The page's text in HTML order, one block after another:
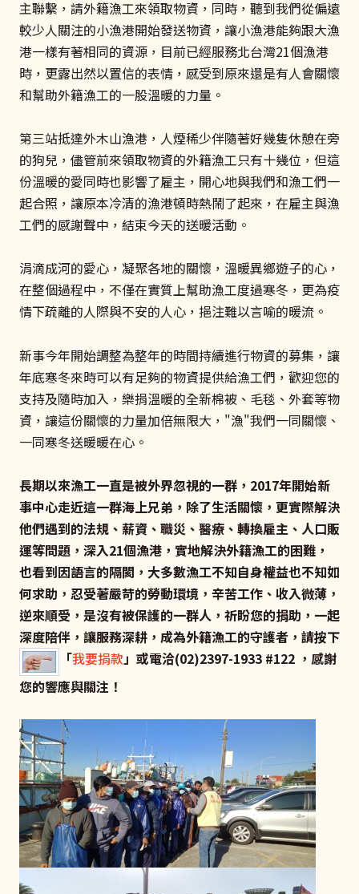
主聯繫，請外籍漁工來領取物資，同時，聽到我們從偏遠
較少人關注的小漁港開始發送物資，讓小漁港能夠跟大漁
港一樣有著相同的資源，目前已經服務北台灣21個漁港
時，更露出然以置信的表情，感受到原來還是有人會關懷
和幫助外籍漁工的一股溫暖的力量。
第三站抵達外木山漁港，人煙稀少伴隨著好幾隻休憩在旁
的狗兒，儘管前來領取物資的外籍漁工只有十幾位，但這
份溫暖的愛同時也影響了雇主，開心地與我們和漁工們一
起合照，讓原本冷清的漁港頓時熱鬧了起來，在雇主與漁
工們的感謝聲中，結束今天的送暖活動。
涓滴成河的愛心，凝聚各地的關懷，溫暖異鄉遊子的心，
在整個過程中，不僅在實質上幫助漁工度過寒冬，更為疫
情下疏離的人際與不安的人心，挹注難以言喻的暖流。
新事今年開始調整為整年的時間持續進行物資的募集，讓
年底寒冬來時可以有足夠的物資提供給漁工們，歡迎您的
支持及隨時加入，樂捐溫暖的全新棉被、毛毯、外套等物
資，讓這份關懷的力量加倍無限大，"漁"我們一同關懷、
一同寒冬送暖暖在心。
長期以來漁工一直是被外界忽視的一群，2017年開始新
事中心走近這一群海上兄弟，除了生活關懷，更實際解決
他們遇到的法規、薪資、職災、醫療、轉換雇主、人口販
運等問題，深入21個漁港，實地解決外籍漁工的困難，
也看到因語言的隔閡，大多數漁工不知自身權益也不知如
何求助，忍受著嚴苛的勞動環境，辛苦工作、收入微薄，
逆來順受，是沒有被保護的一群人，祈盼您的捐助，一起
深度陪伴，讓服務深耕，成為外籍漁工的守護者，請按下
「我要捐款 」或電洽(02)2397-1933 #122 ，感謝
您的響應與關注！